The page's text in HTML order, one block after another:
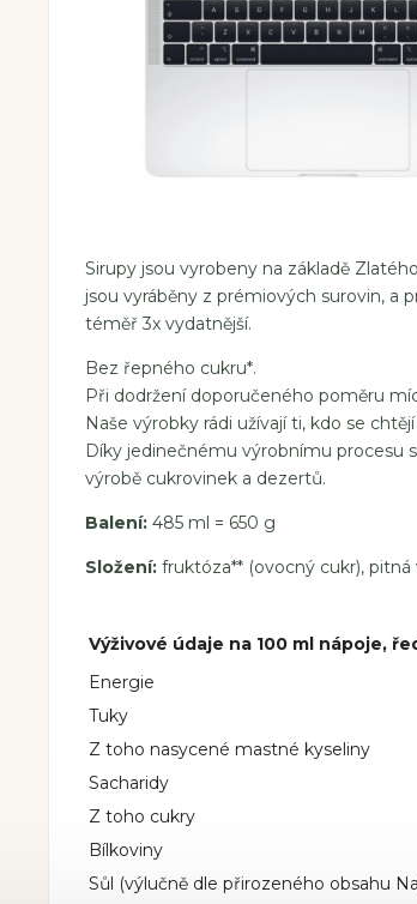
Sirupy jsou vyrobeny na základě
jsou vyráběny z prémiových surovin, a
téměř 3x vydatnější.
Bez řepného cukru*.
Při dodržení doporučeného poměru
Naše výrobky rádi užívají ti, kdo se
Díky jedinečnému výrobnímu procesu
výrobě cukrovinek a dezertů.
Balení: 485 ml = 650 g
Složení: fruktóza** (ovocný cukr),
Výživové údaje na 100 ml nápoje,
Energie
Tuky
Z toho nasycené mastné kyseliny
Sacharidy
Z toho cukry
Bílkoviny
Sůl (výlučně dle přirozeného obsahu